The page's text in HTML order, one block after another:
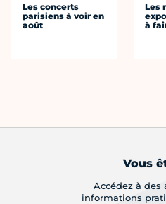
Les concerts
parisiens à voir en
août
Les
à
Vous
Accédez à des
informations